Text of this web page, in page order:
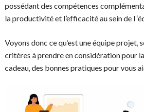
possédant des compétences
la productivité et l’efficacité au sein de l
Voyons donc ce qu’est une équipe projet,
critères à prendre en considération pour
cadeau, des bonnes pratiques pour vous